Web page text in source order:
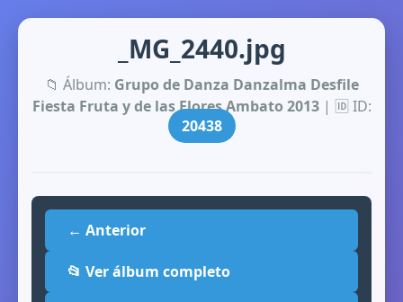
_MG_2440.jpg
📁 Álbum: Grupo de Danza Danzalma Desfile
Fiesta Fruta y de las Flores Ambato 2013| 🆔 ID:
20438
← Anterior
📂 Ver álbum completo